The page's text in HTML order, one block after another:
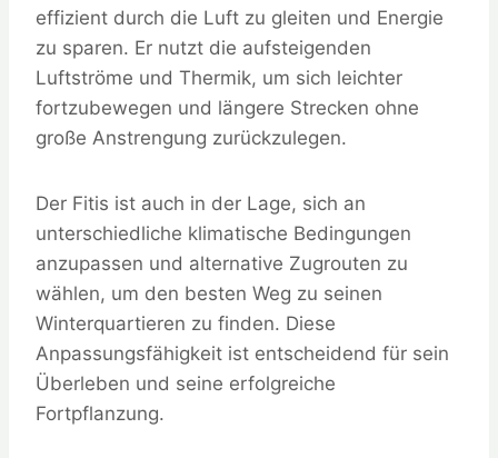
effizient durch die Luft zu gleiten und Energie
zu sparen. Er nutzt die aufsteigenden
Luftströme und Thermik, um sich leichter
fortzubewegen und längere Strecken ohne
große Anstrengung zurückzulegen.
Der Fitis ist auch in der Lage, sich an
unterschiedliche klimatische Bedingungen
anzupassen und alternative Zugrouten zu
wählen, um den besten Weg zu seinen
Winterquartieren zu finden. Diese
Anpassungsfähigkeit ist entscheidend für sein
Überleben und seine erfolgreiche
Fortpflanzung.